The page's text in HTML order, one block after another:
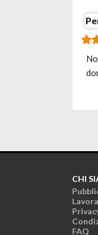
CHI
FAQ